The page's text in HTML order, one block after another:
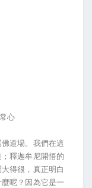
心
道場。我們在這
釋迦牟尼開悟的
得很，真正明白
呢？因為它是一